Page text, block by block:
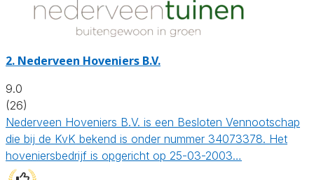
2. Nederveen Hoveniers B.V.
9.0
(26)
Nederveen Hoveniers B.V. is een Besloten Vennootschap
die bij de KvK bekend is onder nummer 34073378. Het
hoveniersbedrijf is opgericht op 25-03-2003…